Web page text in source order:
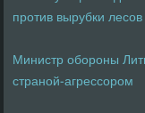
против вырубки лесов
Министр обороны
страной-агрессором